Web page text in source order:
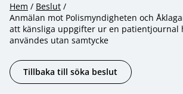
Hem
Beslut
Anmälan mot Polismyndigheten och
att känsliga uppgifter ur en patientjournal
användes utan samtycke
Tillbaka till söka beslut